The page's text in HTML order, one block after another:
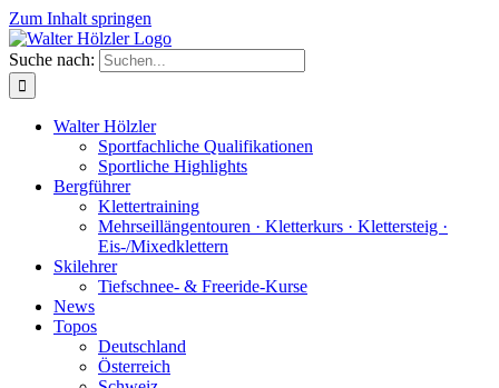
Zum Inhalt springen
Suche nach:
Walter Hölzler
Sportfachliche Qualifikationen
Sportliche Highlights
Bergführer
Klettertraining
Mehrseil­längen­touren · Kletterkurs · Klettersteig ·
Eis-/Mixedklettern
Skilehrer
Tiefschnee- & Freeride-Kurse
News
Topos
Deutschland
Österreich